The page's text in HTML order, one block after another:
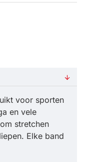
voor sporten
en vele
stretchen
Elke band